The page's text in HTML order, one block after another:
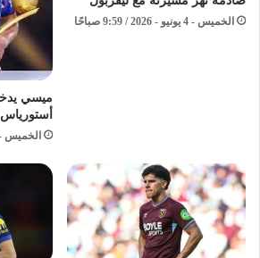
الخميس - 4 يونيو - 2026 / 9:59 صباحًا
ميسي
أستورياس
الخميس - 4 يونيو - 2026 / 7:59